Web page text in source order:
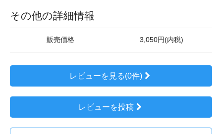
その他の詳細情報
販売価格 3,050円(内税)
レビューを見る(0件)
レビューを投稿